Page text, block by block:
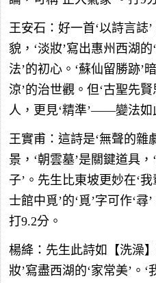
王安石：好一首‘以詩言誌
貌，‘淡妝’寫出惠州西湖的
法’的初心。‘蘇仙留勝跡’
涼’的治世觀。但‘古聖先
人，更見‘精準’——變法如
王實甫：這詩是‘無聲的雜
景，‘朝雲墓’是關鍵道具，
子’。先生比東坡更妙在‘
士館中覓’的‘覓’字可作‘尋
打9.2分。
楊絳：先生此詩如【洗澡
妝’寫盡西湖的‘家常美’。‘